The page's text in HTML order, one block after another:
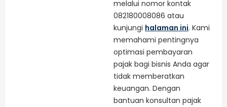
melalui nomor kontak
082180008086 atau
kunjungi halaman ini. Kami
memahami pentingnya
optimasi pembayaran
pajak bagi bisnis Anda agar
tidak memberatkan
keuangan. Dengan
bantuan konsultan pajak